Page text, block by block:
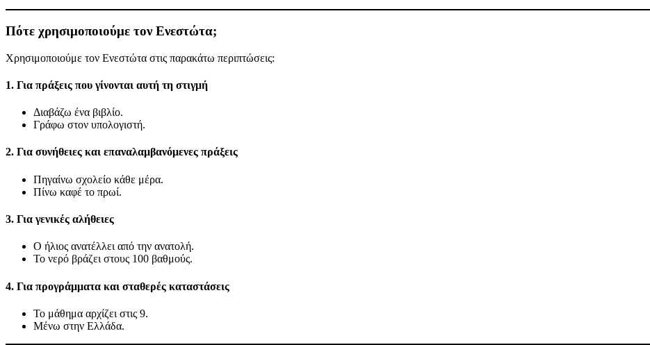
Πότε χρησιμοποιούμε τον Ενεστώτα;
Χρησιμοποιούμε τον Ενεστώτα στις παρακάτω περιπτώσεις:
1. Για πράξεις που γίνονται αυτή τη στιγμή
Διαβάζω ένα βιβλίο.
Γράφω στον υπολογιστή.
2. Για συνήθειες και επαναλαμβανόμενες πράξεις
Πηγαίνω σχολείο κάθε μέρα.
Πίνω καφέ το πρωί.
3. Για γενικές αλήθειες
Ο ήλιος ανατέλλει από την ανατολή.
Το νερό βράζει στους 100 βαθμούς.
4. Για προγράμματα και σταθερές καταστάσεις
Το μάθημα αρχίζει στις 9.
Μένω στην Ελλάδα.